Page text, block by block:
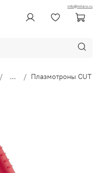
info@mitaro.ru
... Плазмотроны CUT